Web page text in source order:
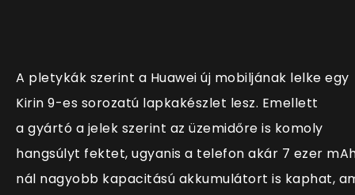
A pletykák szerint a Huawei új mobiljának lelke egy
Kirin 9-es sorozatú lapkakészlet lesz. Emellett
a gyártó a jelek szerint az üzemidőre is komoly
hangsúlyt fektet, ugyanis a telefon akár 7 ezer
nál nagyobb kapacitású akkumulátort is kaphat,